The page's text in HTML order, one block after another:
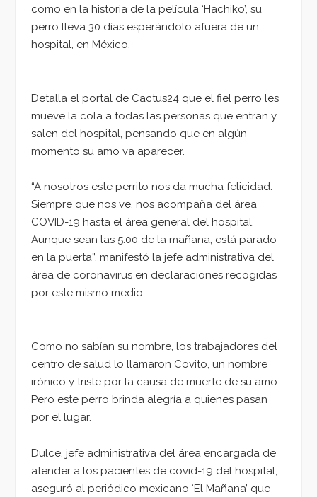
como en la historia de la película ‘Hachiko’, su
perro lleva 30 días esperándolo afuera de un
hospital, en México.
Detalla el portal de Cactus24 que el fiel perro les
mueve la cola a todas las personas que entran y
salen del hospital, pensando que en algún
momento su amo va aparecer.
“A nosotros este perrito nos da mucha felicidad.
Siempre que nos ve, nos acompaña del área
COVID-19 hasta el área general del hospital.
Aunque sean las 5:00 de la mañana, está parado
en la puerta”, manifestó la jefe administrativa del
área de coronavirus en declaraciones recogidas
por este mismo medio.
Como no sabían su nombre, los trabajadores del
centro de salud lo llamaron Covito, un nombre
irónico y triste por la causa de muerte de su amo.
Pero este perro brinda alegría a quienes pasan
por el lugar.
Dulce, jefe administrativa del área encargada de
atender a los pacientes de covid-19 del hospital,
aseguró al periódico mexicano ‘El Mañana’ que